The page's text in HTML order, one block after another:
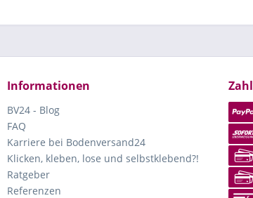
Informationen
BV24 - Blog
FAQ
Karriere bei Bodenversand24
Klicken, kleben, lose und selbstklebend?!
Ratgeber
Referenzen